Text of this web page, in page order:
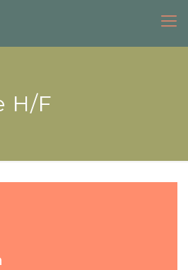
H/F